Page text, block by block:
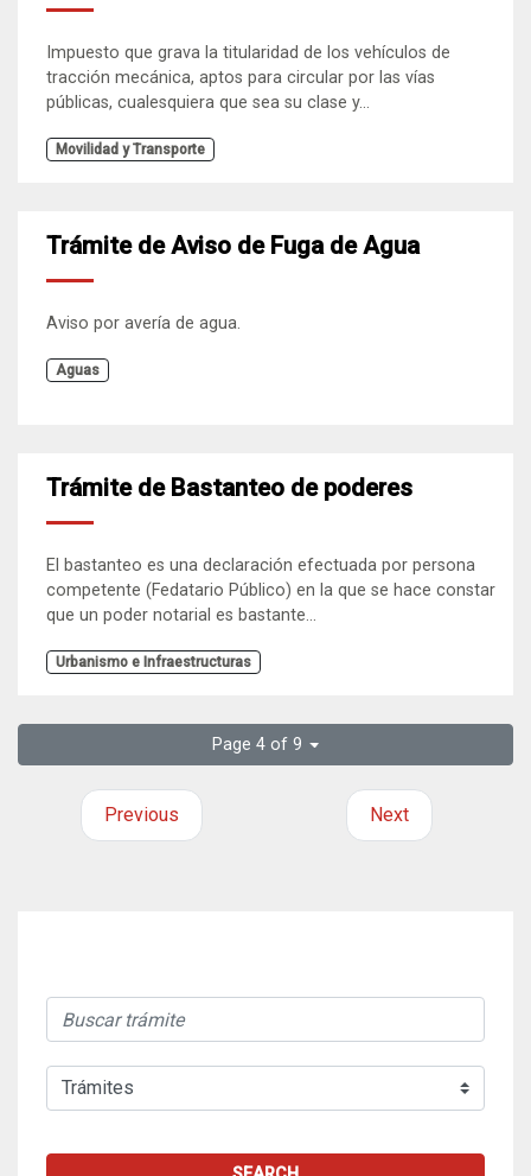
Impuesto que grava la titularidad de los vehículos de
tracción mecánica, aptos para circular por las vías
públicas, cualesquiera que sea su clase y...
Movilidad y Transporte
Trámite de Aviso de Fuga de Agua
Aviso por avería de agua.
Aguas
Trámite de Bastanteo de poderes
El bastanteo es una declaración efectuada por persona
competente (Fedatario Público) en la que se hace constar
que un poder notarial es bastante...
Urbanismo e Infraestructuras
Page 4 of 9
Previous Next